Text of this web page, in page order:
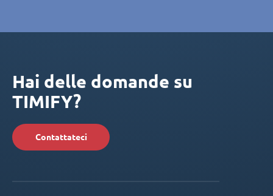
Hai delle domande su
TIMIFY?
Contattateci